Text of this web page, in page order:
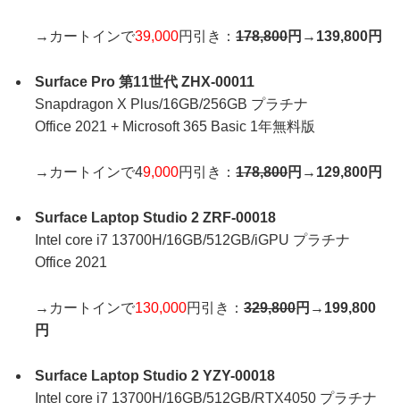
→カートインで39,000円引き：178,800円→139,800円
Surface Pro 第11世代 ZHX-00011
Snapdragon X Plus/16GB/256GB プラチナ
Office 2021 + Microsoft 365 Basic 1年無料版
→カートインで49,000円引き：178,800円→129,800円
Surface Laptop Studio 2 ZRF-00018
Intel core i7 13700H/16GB/512GB/iGPU プラチナ
Office 2021
→カートインで130,000円引き：329,800円→199,800
円
Surface Laptop Studio 2 YZY-00018
Intel core i7 13700H/16GB/512GB/RTX4050 プラチナ